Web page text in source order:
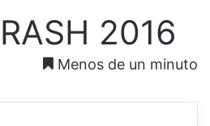
2016
Menos de un minuto